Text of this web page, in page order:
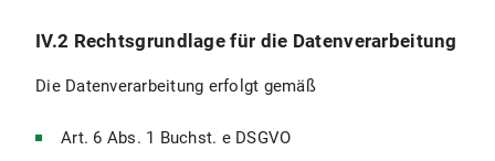
IV.2 Rechtsgrundlage für die Datenverarbeitung
Die Datenverarbeitung erfolgt gemäß
Art. 6 Abs. 1 Buchst. e DSGVO